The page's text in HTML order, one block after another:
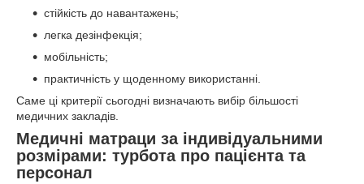
стійкість до навантажень;
легка дезінфекція;
мобільність;
практичність у щоденному використанні.
Саме ці критерії сьогодні визначають вибір більшості
медичних закладів.
Медичні матраци за індивідуальними
розмірами: турбота про пацієнта та
персонал